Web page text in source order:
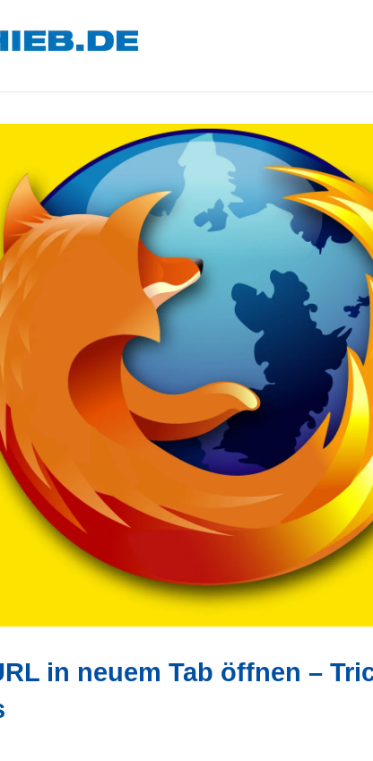
in neuem Tab öffnen –